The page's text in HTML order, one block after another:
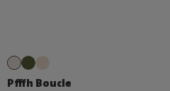
Pfffh Boucle